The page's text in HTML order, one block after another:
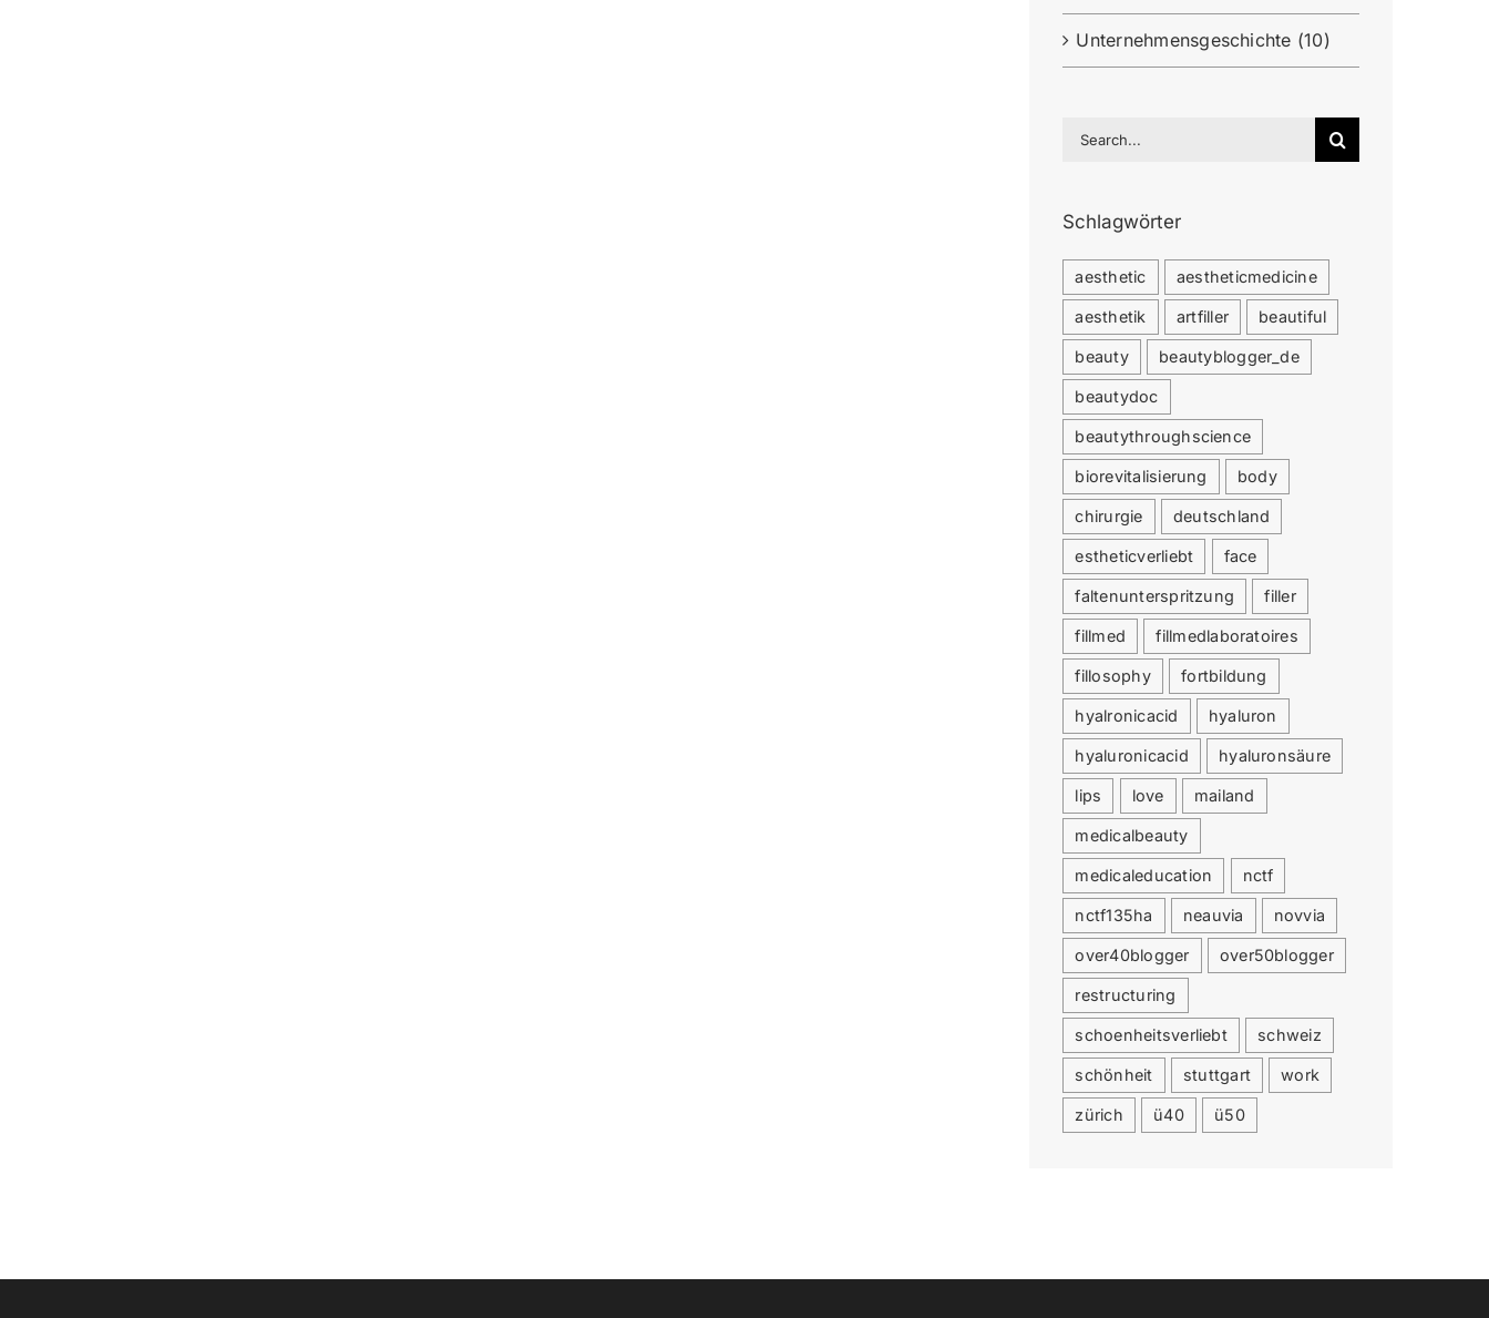
Unternehmensgeschichte (10)
Search
Schlagwörter
aesthetic aestheticmedicine
aesthetik artfiller beautiful
beauty beautyblogger_de
beautydoc
beautythroughscience
biorevitalisierung body
chirurgie deutschland
estheticverliebt face
faltenunterspritzung filler
fillmed fillmedlaboratoires
fillosophy fortbildung
hyalronicacid hyaluron
hyaluronicacid hyaluronsäure
lips love mailand
medicalbeauty
medicaleducation nctf
nctf135ha neauvia novvia
over40blogger over50blogger
restructuring
schoenheitsverliebt schweiz
schönheit stuttgart work
zürich ü40 ü50